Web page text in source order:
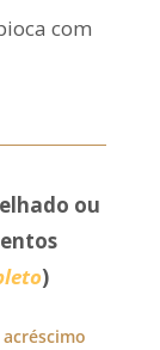
com
ou
)